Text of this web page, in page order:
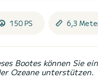
150 PS 6,3
Bootes können Sie
Ozeane unterstützen.